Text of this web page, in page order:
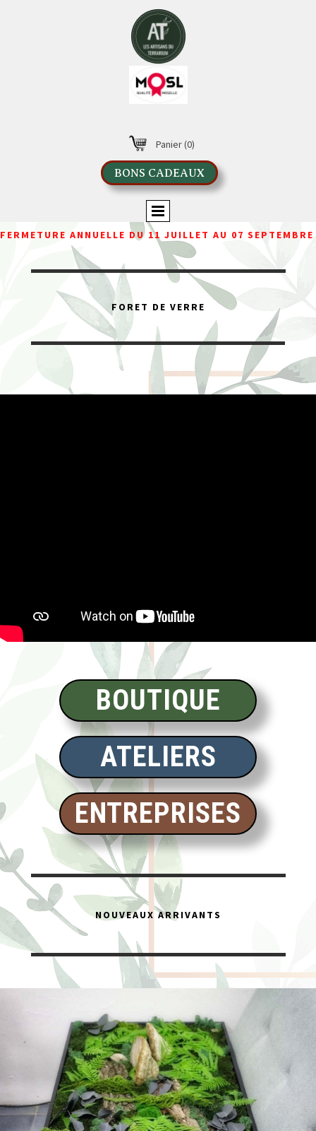
Panier(0)
BONS CADEAUX
FERMETURE ANNUELLE DU 11 JUILLET AU 07 SEPTEMBRE
FORET DE VERRE
BOUTIQUE
ATELIERS
ENTREPRISES
NOUVEAUX ARRIVANTS